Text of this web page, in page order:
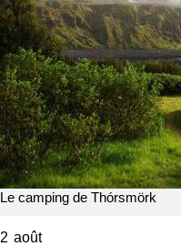
Le camping de Thórsmörk
2 août